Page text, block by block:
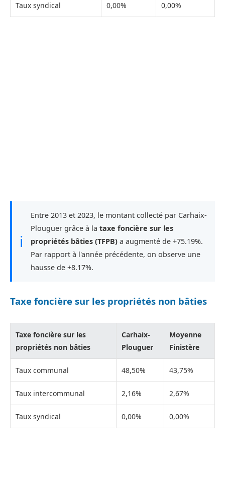
Taux syndical 0,00% 0,00%
ℹ
Entre 2013 et 2023, le montant collecté par Carhaix-
Plouguer grâce à la taxe foncière sur les
propriétés bâties (TFPB) a augmenté de +75.19%.
Par rapport à l'année précédente, on observe une
hausse de +8.17%.
Taxe foncière sur les propriétés non bâties
Taxe foncière sur les
propriétés non bâties
Carhaix-
Plouguer
Moyenne
Finistère
Taux communal 48,50% 43,75%
Taux intercommunal 2,16% 2,67%
Taux syndical 0,00% 0,00%